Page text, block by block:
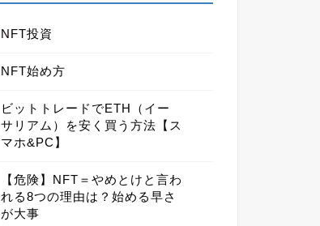
NFT投資
NFT始め方
ビットトレードでETH（イー
サリアム）を安く買う方法【ス
マホ&PC】
【危険】NFT＝やめとけと言わ
れる8つの理由は？始める早さ
が大事